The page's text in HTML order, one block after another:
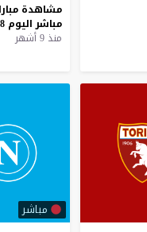
مشاهدة
مباشر اليوم 8-11-2025
منذ 9 أشهر
مباشر